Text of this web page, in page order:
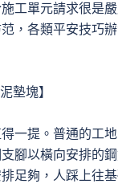
工單元請求很是
，各類平安技巧
墊塊】
一提。普通的工
腳以橫向安排的
足夠，人踩上往